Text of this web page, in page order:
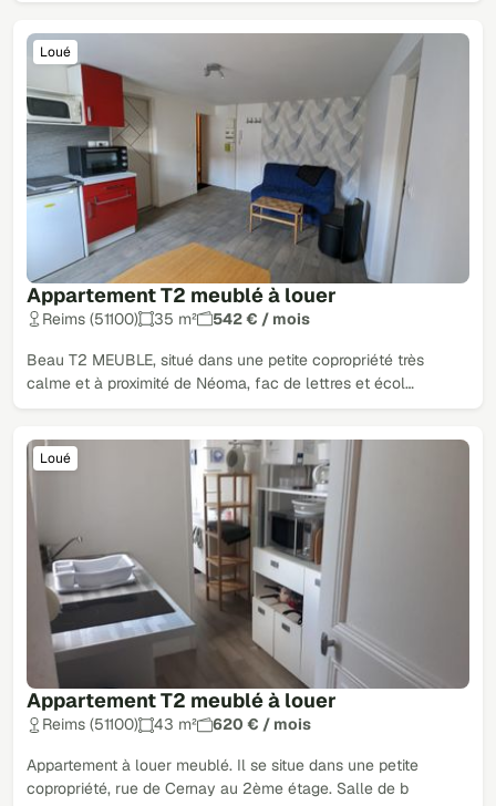
Appartement T2 meublé à louer
Loué
Reims (51100) 35 m² 542 € / mois
Beau T2 MEUBLE, situé dans une petite copropriété très
calme et à proximité de Néoma, fac de lettres et écol…
Appartement T2 meublé à louer
Loué
Reims (51100) 43 m² 620 € / mois
Appartement à louer meublé. Il se situe dans une petite
copropriété, rue de Cernay au 2ème étage. Salle de b